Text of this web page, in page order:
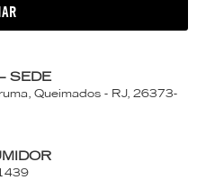
SEDE
Queimados - RJ, 26373-